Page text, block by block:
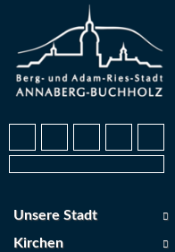
Unsere Stadt
Kirchen